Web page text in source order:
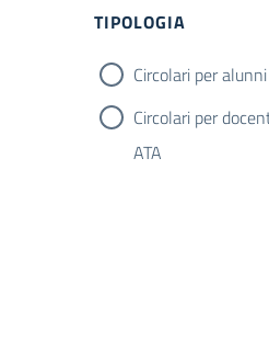
Filtri
TIPOLOGIA
Circolari per
Circolari per
ATA